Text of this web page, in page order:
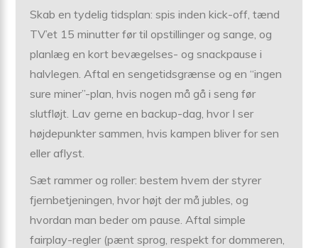
Skab en tydelig tidsplan: spis inden kick-off, tænd
TV’et 15 minutter før til opstillinger og sange, og
planlæg en kort bevægelses- og snackpause i
halvlegen. Aftal en sengetidsgrænse og en “ingen
sure miner”-plan, hvis nogen må gå i seng før
slutfløjt. Lav gerne en backup-dag, hvor I ser
højdepunkter sammen, hvis kampen bliver for sen
eller aflyst.
Sæt rammer og roller: bestem hvem der styrer
fjernbetjeningen, hvor højt der må jubles, og
hvordan man beder om pause. Aftal simple
fairplay-regler (pænt sprog, respekt for dommeren,